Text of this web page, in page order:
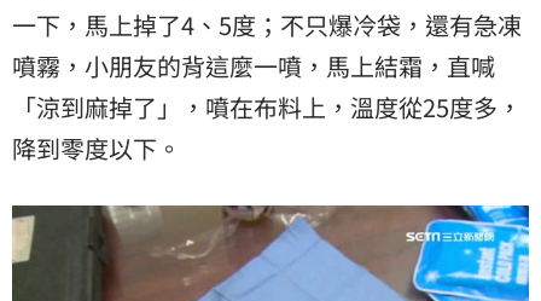
一下，馬上掉了4、5度；不只爆冷袋，還有急凍
噴霧，小朋友的背這麼一噴，馬上結霜，直喊
「涼到麻掉了」，噴在布料上，溫度從25度多，
降到零度以下。